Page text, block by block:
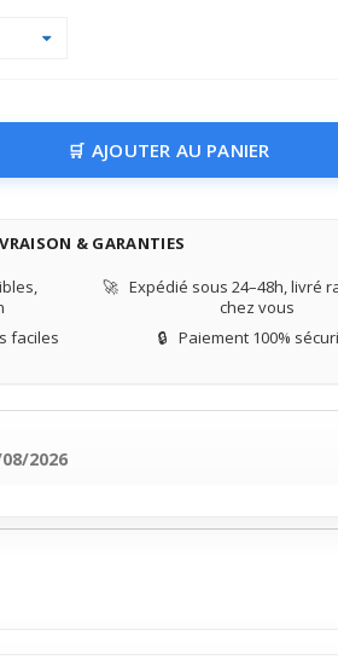
AJOUTER AU PANIER
& GARANTIES
🚀 Expédié sous 24–48h, livré
chez vous
faciles
🔒 Paiement 100%
2026